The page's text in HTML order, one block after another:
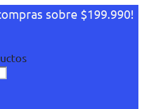
sobre $199.990!